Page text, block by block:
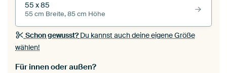
55 x 85
55 cm Breite, 85 cm Höhe
Schon gewusst?Du kannst auch deine eigene Größe
wählen!
Für innen oder außen?